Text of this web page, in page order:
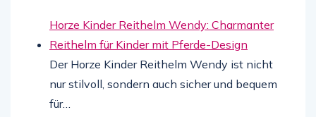
Horze Kinder Reithelm Wendy: Charmanter
Reithelm für Kinder mit Pferde-Design
Der Horze Kinder Reithelm Wendy ist nicht
nur stilvoll, sondern auch sicher und bequem
für…